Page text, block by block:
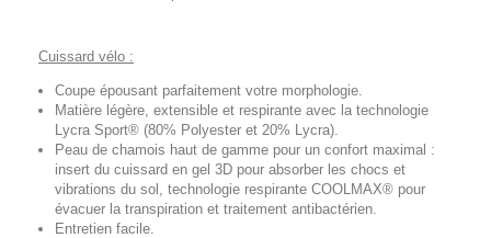
Cuissard vélo :
Coupe épousant parfaitement votre morphologie.
Matière légère, extensible et respirante avec la technologie
Lycra Sport® (80% Polyester et 20% Lycra).
Peau de chamois haut de gamme pour un confort maximal :
insert du cuissard en gel 3D pour absorber les chocs et
vibrations du sol, technologie respirante COOLMAX® pour
évacuer la transpiration et traitement antibactérien.
Entretien facile.